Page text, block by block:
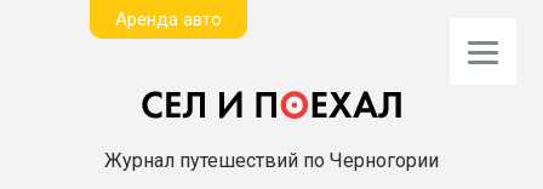
Aренда авто
Журнал путешествий по Черногории